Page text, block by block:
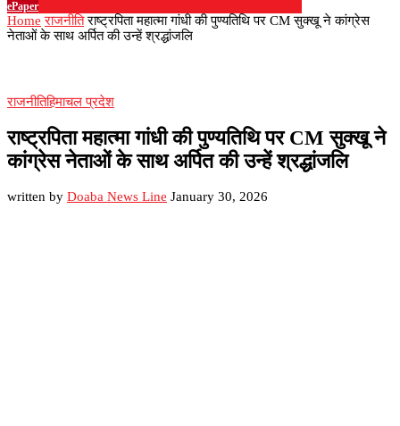
ePaper
Home राजनीति राष्ट्रपिता महात्मा गांधी की पुण्यतिथि पर CM सुक्खू ने कांग्रेस
नेताओं के साथ अर्पित की उन्हें श्रद्धांजलि
राजनीतिहिमाचल प्रदेश
राष्ट्रपिता महात्मा गांधी की पुण्यतिथि पर CM सुक्खू ने
कांग्रेस नेताओं के साथ अर्पित की उन्हें श्रद्धांजलि
written by Doaba News Line January 30, 2026